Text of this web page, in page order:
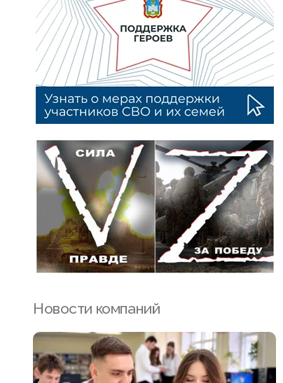
Новости компаний